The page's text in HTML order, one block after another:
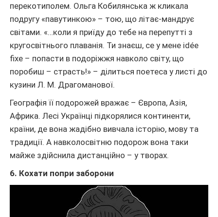
перекотиполем. Ольга Кобилянська ж кликала
подругу «павутинкою» – тою, що літає-мандрує
світами. «…коли я приїду до тебе на перепутті з
кругосвітнього плаванія. Ти знаєш, се у мене idée
fixe – попасти в подоріжжя навколо світу, що
поробиш – страсть!» – ділиться поетеса у листі до
кузини Л. М. Драгоманової.
Географія її подорожей вражає – Європа, Азія,
Африка. Лесі Українці підкорялися континенти,
країни, де вона жадібно вивчала історію, мову та
традиції. А навколосвітню подорож вона таки
майже здійснила дистанційно – у творах.
6. Кохати попри заборони